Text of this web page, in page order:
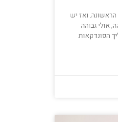
ואז יש
אולי גבוהה
הפונדקאות